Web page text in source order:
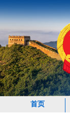
首页